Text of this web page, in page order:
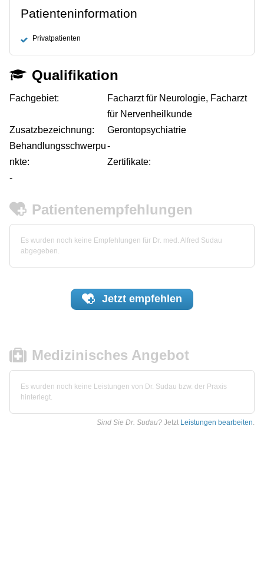
Patienteninformation
Privatpatienten
Qualifikation
Fachgebiet:
Facharzt für Neurologie, Facharzt
für Nervenheilkunde
Zusatzbezeichnung:
Gerontopsychiatrie
Behandlungsschwerpu
nkte:
-
Zertifikate:
-
Patientenempfehlungen
Es wurden noch keine Empfehlungen für Dr. med. Alfred Sudau
abgegeben.
Jetzt empfehlen
Medizinisches Angebot
Es wurden noch keine Leistungen von Dr. Sudau bzw. der Praxis
hinterlegt.
Sind Sie Dr. Sudau? Jetzt Leistungen bearbeiten.